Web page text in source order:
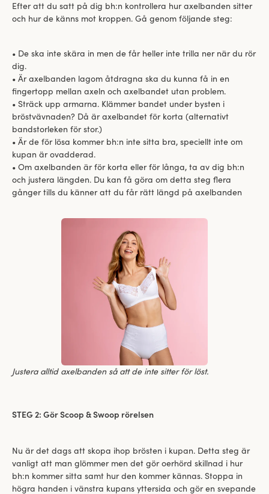
Efter att du satt på dig bh:n kontrollera hur axelbanden sitter
och hur de känns mot kroppen. Gå genom följande steg:
• De ska inte skära in men de får heller inte trilla ner när du rör
dig.
• Är axelbanden lagom åtdragna ska du kunna få in en
fingertopp mellan axeln och axelbandet utan problem.
• Sträck upp armarna. Klämmer bandet under bysten i
bröstvävnaden? Då är axelbandet för korta (alternativt
bandstorleken för stor.)
• Är de för lösa kommer bh:n inte sitta bra, speciellt inte om
kupan är ovadderad.
• Om axelbanden är för korta eller för långa, ta av dig bh:n
och justera längden. Du kan få göra om detta steg flera
gånger tills du känner att du får rätt längd på axelbanden
Justera alltid axelbanden så att de inte sitter för löst.
STEG 2: Gör Scoop & Swoop rörelsen
Nu är det dags att skopa ihop brösten i kupan. Detta steg är
vanligt att man glömmer men det gör oerhörd skillnad i hur
bh:n kommer sitta samt hur den kommer kännas. Stoppa in
högra handen i vänstra kupans yttersida och gör en svepande